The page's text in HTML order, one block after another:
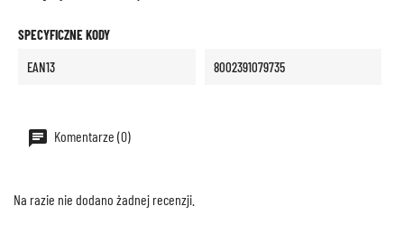
SPECYFICZNE KODY
EAN13
8002391079735
Komentarze (0)
Na razie nie dodano żadnej recenzji.